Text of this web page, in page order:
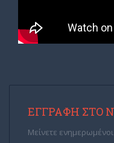
ΕΓΓΡΑΦΉ ΣΤΟ
Μείνετε